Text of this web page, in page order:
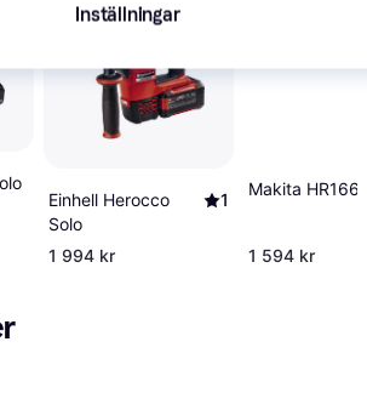
Einhell Herocco
Solo
1
1 994 kr
Makita
1 594 kr
Inställningar